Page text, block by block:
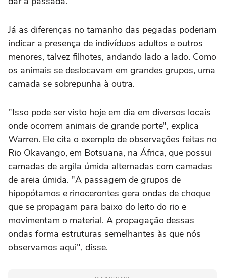
Já as diferenças no tamanho das pegadas poderiam
indicar a presença de indivíduos adultos e outros
menores, talvez filhotes, andando lado a lado. Como
os animais se deslocavam em grandes grupos, uma
camada se sobrepunha à outra.
"Isso pode ser visto hoje em dia em diversos locais
onde ocorrem animais de grande porte", explica
Warren. Ele cita o exemplo de observações feitas no
Rio Okavango, em Botsuana, na África, que possui
camadas de argila úmida alternadas com camadas
de areia úmida. "A passagem de grupos de
hipopótamos e rinocerontes gera ondas de choque
que se propagam para baixo do leito do rio e
movimentam o material. A propagação dessas
ondas forma estruturas semelhantes às que nós
observamos aqui", disse.